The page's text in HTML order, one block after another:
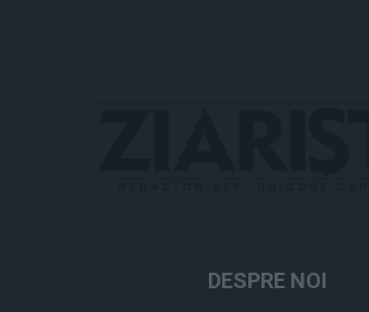
DESPRE NOI